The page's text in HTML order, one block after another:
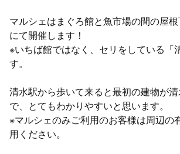
マルシェはまぐろ館と魚市場の間の屋
にて開催します！
※いちば館ではなく、セリをしている「
す。
清水駅から歩いて来ると最初の建物が
で、とてもわかりやすいと思います。
※マルシェのみご利用のお客様は周辺の
用ください。